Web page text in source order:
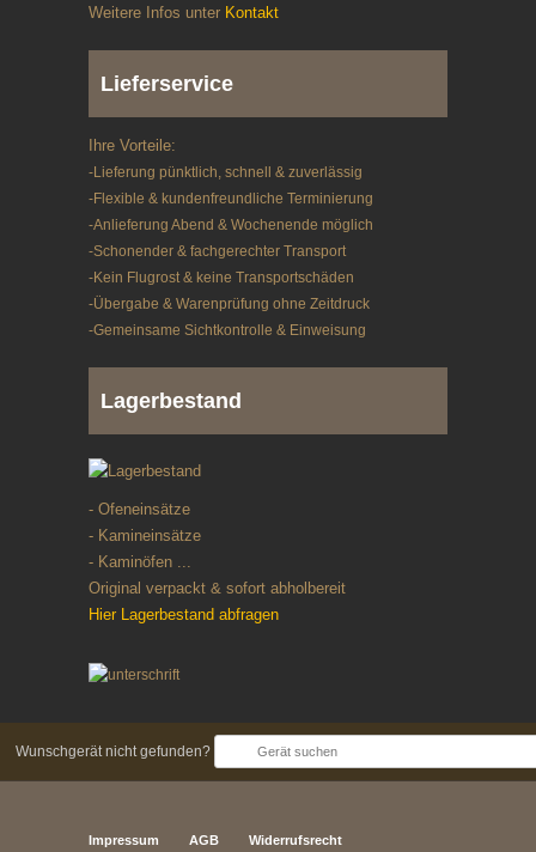
Weitere Infos unter Kontakt
Lieferservice
Ihre Vorteile:
-Lieferung pünktlich, schnell & zuverlässig
-Flexible & kundenfreundliche Terminierung
-Anlieferung Abend & Wochenende möglich
-Schonender & fachgerechter Transport
-Kein Flugrost & keine Transportschäden
-Übergabe & Warenprüfung ohne Zeitdruck
-Gemeinsame Sichtkontrolle & Einweisung
Lagerbestand
- Ofeneinsätze
- Kamineinsätze
- Kaminöfen ...
Original verpackt & sofort abholbereit
Hier Lagerbestand abfragen
Wunschgerät nicht gefunden?
Impressum AGB Widerrufsrecht